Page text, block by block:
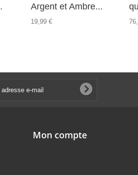
Argent et Ambre...
19,99 €
Mon compte